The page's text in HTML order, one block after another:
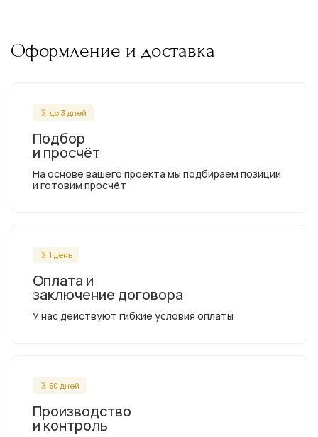
Оформление и доставка
до 3 дней
Подбор
и просчёт
На основе вашего проекта мы подбираем позиции
и готовим просчёт
1 день
Оплата и
заключение договора
У нас действуют гибкие условия оплаты
50 дней
Производство
и контроль